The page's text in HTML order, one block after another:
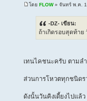
โดย FLOW» จันทร์ พ.ค.
-DZ- เขียน:
ถ้าเกิดรอบสุดท้าย
เทนไคชนะครับ ตามล
ส่วนการโหวตทุกชนิดร
ดังนั้นวันคิงเดี้ยงไปแล้